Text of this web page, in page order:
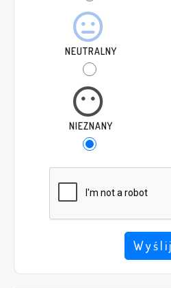
NEUTRALNY
NIEZNANY
Wyślij